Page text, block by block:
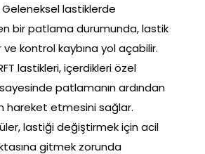
lastiklerde
bir patlama durumunda, lastik
kontrol kaybına yol açabilir.
lastikleri, içerdikleri özel
patlamanın ardından
hareket etmesini sağlar.
lastiği değiştirmek için acil
gitmek zorunda